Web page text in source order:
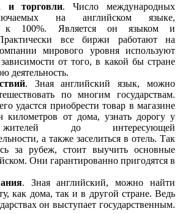
и торговли. Число международных
на английском языке,
к 100%. Является он языком и
все биржи работают на
мирового уровня используют
от того, в какой бы стране
деятельность.
. Зная английский язык, можно
по многим государствам.
удастся приобрести товар в магазине
километров от дома, узнать дорогу у
до интересующей
а также заселиться в отель. Так
за рубеж, стоит выучить основные
Они гарантированно пригодятся в
. Зная английский, можно найти
как дома, так и в другой стране. Ведь
он выступает государственным.